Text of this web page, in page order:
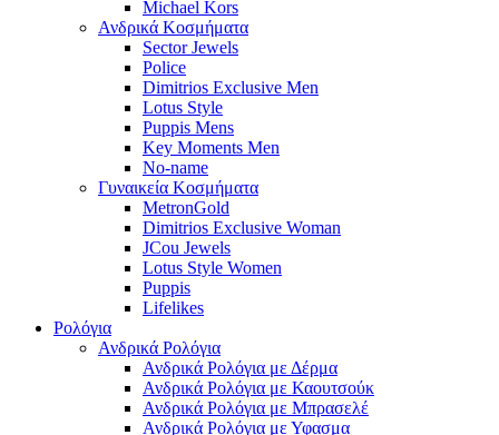
Michael Kors
Ανδρικά Κοσμήματα
Sector Jewels
Police
Dimitrios Exclusive Men
Lotus Style
Puppis Mens
Key Moments Men
No-name
Γυναικεία Κοσμήματα
MetronGold
Dimitrios Exclusive Woman
JCou Jewels
Lotus Style Women
Puppis
Lifelikes
Ρολόγια
Ανδρικά Ρολόγια
Ανδρικά Ρολόγια με Δέρμα
Ανδρικά Ρολόγια με Καουτσούκ
Ανδρικά Ρολόγια με Μπρασελέ
Ανδρικά Ρολόγια με Υφασμα